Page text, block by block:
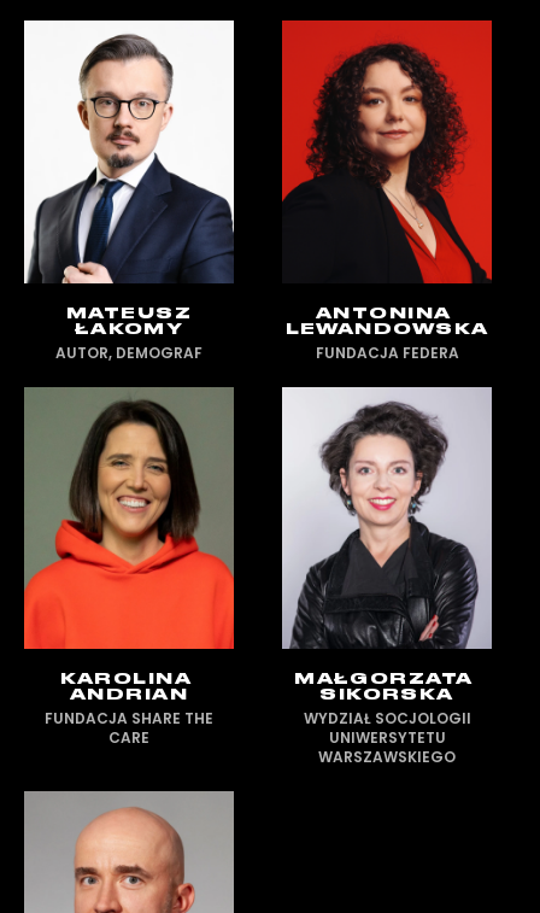
MATEUSZ
ŁAKOMY
AUTOR, DEMOGRAF
ANTONINA
LEWANDOWSKA
FUNDACJA FEDERA
KAROLINA
ANDRIAN
FUNDACJA SHARE THE
CARE
MAŁGORZATA
SIKORSKA
WYDZIAŁ SOCJOLOGII
UNIWERSYTETU
WARSZAWSKIEGO